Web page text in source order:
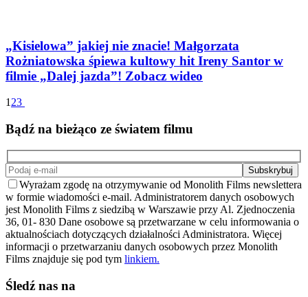
„Kisielowa” jakiej nie znacie! Małgorzata
Rożniatowska śpiewa kultowy hit Ireny Santor w
filmie „Dalej jazda”! Zobacz wideo
123
Bądź na bieżąco ze światem filmu
Wyrażam zgodę na otrzymywanie od Monolith Films newslettera
w formie wiadomości e-mail. Administratorem danych osobowych
jest Monolith Films z siedzibą w Warszawie przy Al. Zjednoczenia
36, 01- 830 Dane osobowe są przetwarzane w celu informowania o
aktualnościach dotyczących działalności Administratora. Więcej
informacji o przetwarzaniu danych osobowych przez Monolith
Films znajduje się pod tym linkiem.
Śledź nas na